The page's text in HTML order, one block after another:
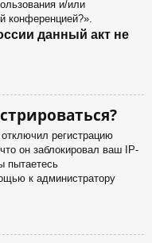
и/или
конференцией?».
данный акт не
регистрацию
он заблокировал ваш IP-
пытаетесь
к администратору